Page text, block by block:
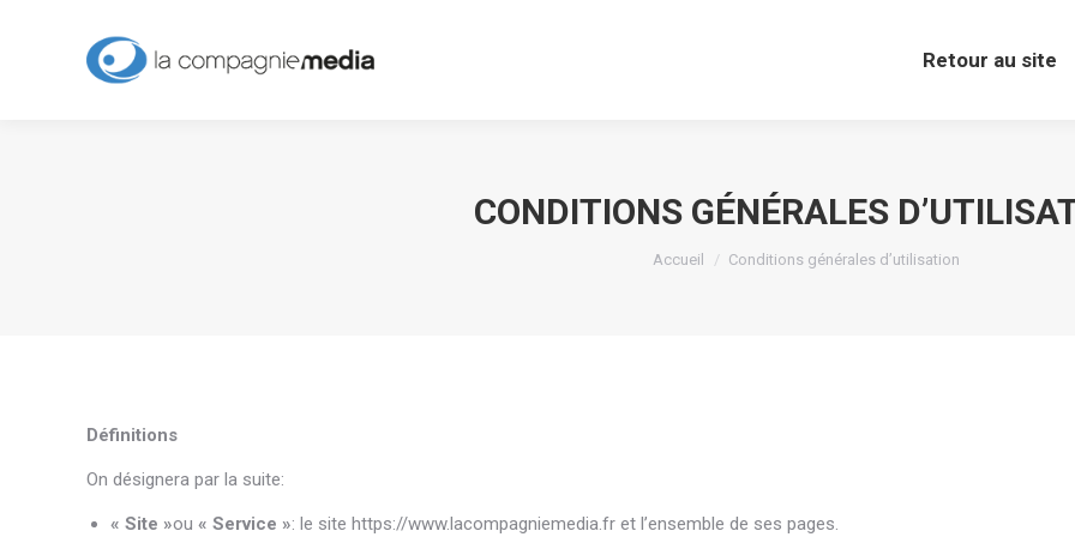
Retour au site
CONDITIONS GÉNÉRALES
Vous êtes ici :
Accueil Conditions générales d’utilisation
Définitions
On désignera par la suite:
« Site »ou « Service »: le site https://www.lacompagniemedia.fr et l’ensemble de ses pages.